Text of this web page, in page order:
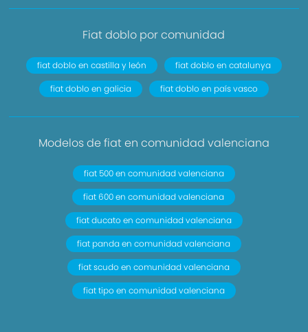
Fiat doblo por comunidad
fiat doblo en castilla y león
fiat doblo en catalunya
fiat doblo en galicia
fiat doblo en país vasco
Modelos de fiat en comunidad valenciana
fiat 500 en comunidad valenciana
fiat 600 en comunidad valenciana
fiat ducato en comunidad valenciana
fiat panda en comunidad valenciana
fiat scudo en comunidad valenciana
fiat tipo en comunidad valenciana